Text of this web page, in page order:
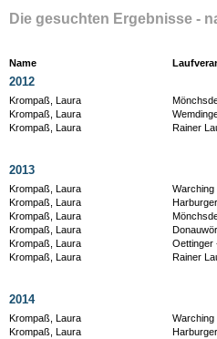
Die gesuchten Ergebnisse -
Name
2012
Krompaß, Laura
Krompaß, Laura
Krompaß, Laura
Rainer
2013
Krompaß, Laura
Warching
Krompaß, Laura
Krompaß, Laura
Krompaß, Laura
Krompaß, Laura
Oettinger
Krompaß, Laura
Rainer
2014
Krompaß, Laura
Warching
Krompaß, Laura